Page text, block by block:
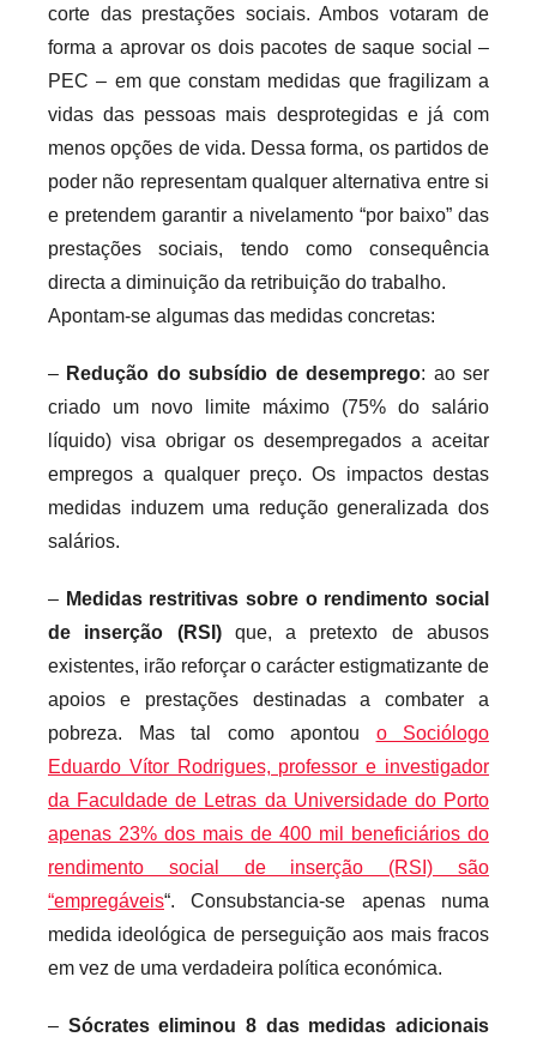
corte das prestações sociais. Ambos votaram de
forma a aprovar os dois pacotes de saque social –
PEC – em que constam medidas que fragilizam a
vidas das pessoas mais desprotegidas e já com
menos opções de vida. Dessa forma, os partidos de
poder não representam qualquer alternativa entre si
e pretendem garantir a nivelamento “por baixo” das
prestações sociais, tendo como consequência
directa a diminuição da retribuição do trabalho.
Apontam-se algumas das medidas concretas:
– Redução do subsídio de desemprego: ao ser
criado um novo limite máximo (75% do salário
líquido) visa obrigar os desempregados a aceitar
empregos a qualquer preço. Os impactos destas
medidas induzem uma redução generalizada dos
salários.
– Medidas restritivas sobre o rendimento social
de inserção (RSI)que, a pretexto de abusos
existentes, irão reforçar o carácter estigmatizante de
apoios e prestações destinadas a combater a
pobreza. Mas tal como apontou o Sociólogo
Eduardo Vítor Rodrigues, professor e investigador
da Faculdade de Letras da Universidade do Porto
apenas 23% dos mais de 400 mil beneficiários do
rendimento social de inserção (RSI) são
“empregáveis“. Consubstancia-se apenas numa
medida ideológica de perseguição aos mais fracos
em vez de uma verdadeira política económica.
– Sócrates eliminou 8 das medidas adicionais